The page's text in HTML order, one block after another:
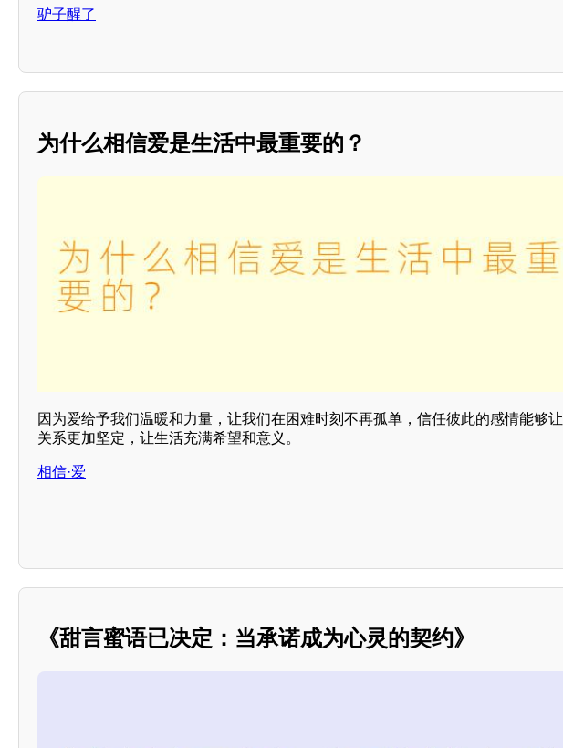
驴子醒了
为什么相信爱是生活中最重要的？
因为爱给予我们温暖和力量，让我们在困难时刻不再孤单，信任彼此的感情能够让
关系更加坚定，让生活充满希望和意义。
相信·爱
《甜言蜜语已决定：当承诺成为心灵的契约》